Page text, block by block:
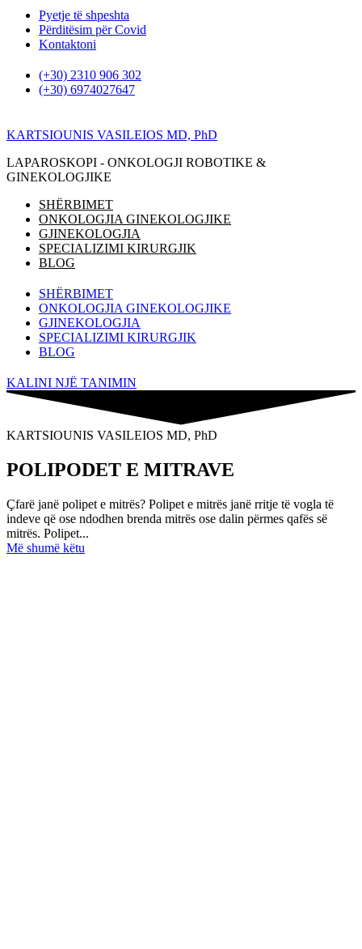
Kalo
përmbajtja
Pyetje të shpeshta
Përditësim për Covid
Kontaktoni
(+30) 2310 906 302
(+30) 6974027647
KARTSIOUNIS VASILEIOS MD, PhD
LAPAROSKOPI - ONKOLOGJI ROBOTIKE &
GINEKOLOGJIKE
SHËRBIMET
ONKOLOGJIA GINEKOLOGJIKE
GJINEKOLOGJIA
SPECIALIZIMI KIRURGJIK
BLOG
SHËRBIMET
ONKOLOGJIA GINEKOLOGJIKE
GJINEKOLOGJIA
SPECIALIZIMI KIRURGJIK
BLOG
KALINI NJË TANIMIN
KARTSIOUNIS VASILEIOS MD, PhD
POLIPODET E MITRAVE
Çfarë janë polipet e mitrës? Polipet e mitrës janë rritje të vogla të
indeve që ose ndodhen brenda mitrës ose dalin përmes qafës së
mitrës. Polipet...
Më shumë këtu